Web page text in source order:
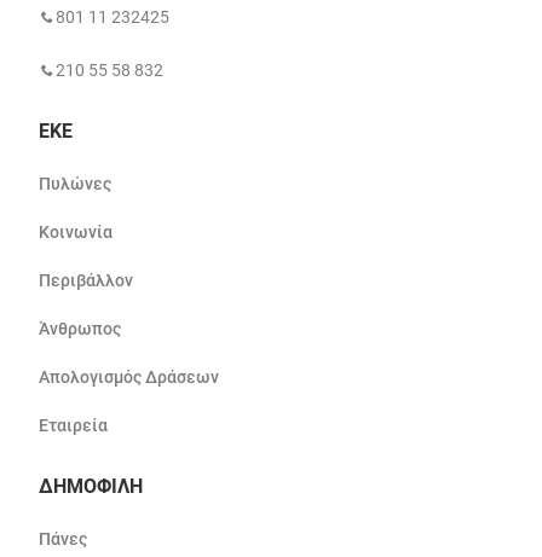
801 11 232425
210 55 58 832
ΕΚΕ
Πυλώνες
Κοινωνία
Περιβάλλον
Άνθρωπος
Απολογισμός Δράσεων
Εταιρεία
ΔΗΜΟΦΙΛΗ
Πάνες